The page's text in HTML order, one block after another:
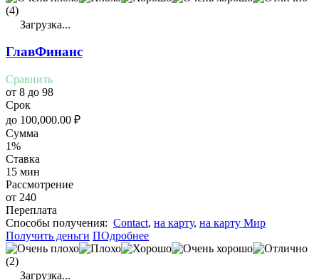
(4)
Загрузка...
ГлавФинанс
Сравнить
от 8 до 98
Срок
до 100,000.00 ₽
Сумма
1%
Ставка
15 мин
Рассмотрение
от 240
Переплата
Cпособы получения: Contact, на карту, на карту Мир
Получить деньги ПОдробнее
(2)
Загрузка...